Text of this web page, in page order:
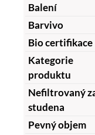
Balení
Barvivo
Bio certifikace
Kategorie
produktu
Nefiltrovaný
studena
Pevný objem